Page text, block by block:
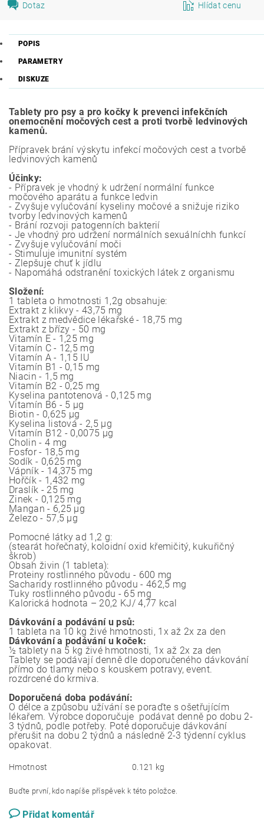
Dotaz Hlídat cenu
POPIS
PARAMETRY
DISKUZE
Tablety pro psy a pro kočky k prevenci infekčních
onemocnění močových cest a proti tvorbě ledvinových
kamenů.
Přípravek brání výskytu infekcí močových cest a tvorbě
ledvinových kamenů
Účinky:
- Přípravek je vhodný k udržení normální funkce
močového aparátu a funkce ledvin
- Zvyšuje vylučování kyseliny močové a snižuje riziko
tvorby ledvinových kamenů
- Brání rozvoji patogenních bakterií
- Je vhodný pro udržení normálních sexuálníchh funkcí
- Zvyšuje vylučování moči
- Stimuluje imunitní systém
- Zlepšuje chuť k jídlu
- Napomáhá odstranění toxických látek z organismu
Složení:
1 tableta o hmotnosti 1,2g obsahuje:
Extrakt z klikvy - 43,75 mg
Extrakt z medvědice lékařské - 18,75 mg
Extrakt z břízy - 50 mg
Vitamín E - 1,25 mg
Vitamín C - 12,5 mg
Vitamín A - 1,15 IU
Vitamín B1 - 0,15 mg
Niacin - 1,5 mg
Vitamín B2 - 0,25 mg
Kyselina pantotenová - 0,125 mg
Vitamín B6 - 5 μg
Biotin - 0,625 μg
Kyselina listová - 2,5 μg
Vitamín B12 - 0,0075 μg
Cholin - 4 mg
Fosfor - 18,5 mg
Sodík - 0,625 mg
Vápník - 14,375 mg
Hořčík - 1,432 mg
Draslík - 25 mg
Zinek - 0,125 mg
Mangan - 6,25 μg
Železo - 57,5 μg
Pomocné látky ad 1,2 g:
(stearát hořečnatý, koloidní oxid křemičitý, kukuřičný
škrob)
Obsah živin (1 tableta):
Proteiny rostlinného původu - 600 mg
Sacharidy rostlinného původu - 462,5 mg
Tuky rostlinného původu - 65 mg
Kalorická hodnota – 20,2 KJ/ 4,77 kcal
Dávkování a podávání u psů:
1 tableta na 10 kg živé hmotnosti, 1x až 2x za den
Dávkování a podávání u koček:
½ tablety na 5 kg živé hmotnosti, 1x až 2x za den
Tablety se podávají denně dle doporučeného dávkování
přímo do tlamy nebo s kouskem potravy, event.
rozdrcené do krmiva.
Doporučená doba podávání:
O délce a způsobu užívání se poraďte s ošetřujícím
lékařem. Výrobce doporučuje podávat denně po dobu 2-
3 týdnů, podle potřeby. Poté doporučuje dávkování
přerušit na dobu 2 týdnů a následně 2-3 týdenní cyklus
opakovat.
Hmotnost 0.121 kg
Buďte první, kdo napíše příspěvek k této položce.
Přidat komentář